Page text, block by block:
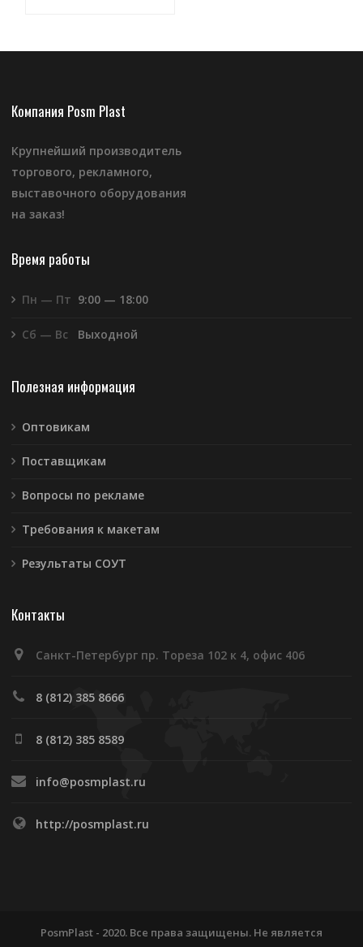
Компания Posm Plast
Крупнейший производитель
торгового, рекламного,
выставочного оборудования
на заказ!
Время работы
Пн — Пт 9:00 — 18:00
Сб — Вс Выходной
Полезная информация
Оптовикам
Поставщикам
Вопросы по рекламе
Требования к макетам
Результаты СОУТ
Контакты
Санкт-Петербург пр. Тореза 102 к 4, офис 406
8 (812) 385 8666
8 (812) 385 8589
info@posmplast.ru
http://posmplast.ru
PosmPlast - 2020. Все права защищены. Не является